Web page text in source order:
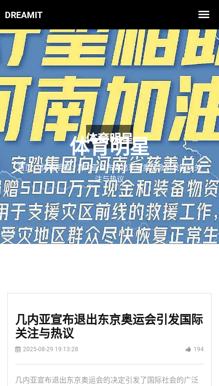
体育明星
首页 体育明星
几内亚宣布退出东京奥运会引发国际关
注与热议
几内亚宣布退出东京奥运会引发国际
关注与热议
2025-08-29 19:13:28 194
几内亚宣布退出东京奥运会的决定引发了国际社会的广泛